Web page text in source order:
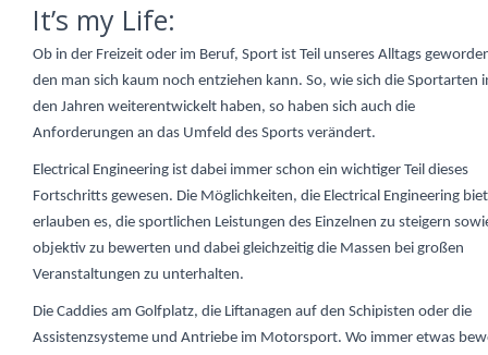
It’s my Life:
Ob in der Freizeit oder im Beruf, Sport ist Teil unseres Alltags
den man sich kaum noch entziehen kann. So, wie sich die Sportarten
den Jahren weiterentwickelt haben, so haben sich auch die
Anforderungen an das Umfeld des Sports verändert.
Electrical Engineering ist dabei immer schon ein wichtiger Teil dieses
Fortschritts gewesen. Die Möglichkeiten, die Electrical Engineering
erlauben es, die sportlichen Leistungen des Einzelnen zu steigern
objektiv zu bewerten und dabei gleichzeitig die Massen bei großen
Veranstaltungen zu unterhalten.
Die Caddies am Golfplatz, die Liftanagen auf den Schipisten oder die
Assistenzsysteme und Antriebe im Motorsport. Wo immer etwas